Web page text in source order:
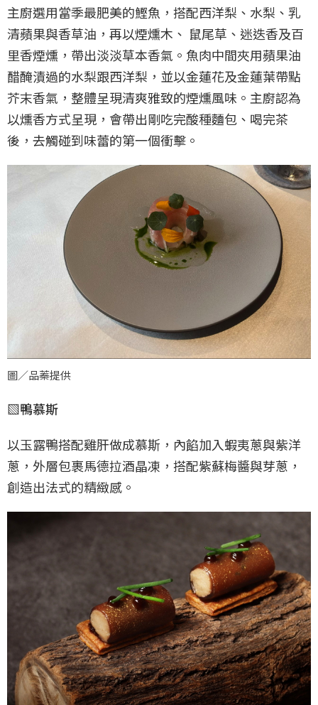
主廚選用當季最肥美的鰹魚，搭配西洋梨、水梨、乳
清蘋果與香草油，再以煙燻木、 鼠尾草、迷迭香及百
里香煙燻，帶出淡淡草本香氣。魚肉中間夾用蘋果油
醋醃漬過的水梨跟西洋梨，並以金蓮花及金蓮葉帶點
芥末香氣，整體呈現清爽雅致的煙燻風味。主廚認為
以燻香方式呈現，會帶出剛吃完酸種麵包、喝完茶
後，去觸碰到味蕾的第一個衝擊。
圖／品蓁提供
▧鴨慕斯
以玉露鴨搭配雞肝做成慕斯，內餡加入蝦夷蔥與紫洋
蔥，外層包裹馬德拉酒晶凍，搭配紫蘇梅醬與芽蔥，
創造出法式的精緻感。